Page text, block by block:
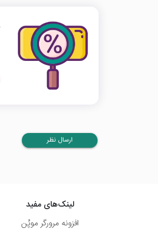
ارسال نظر
لینک‌های مفید
افزونه مرورگر موپُن